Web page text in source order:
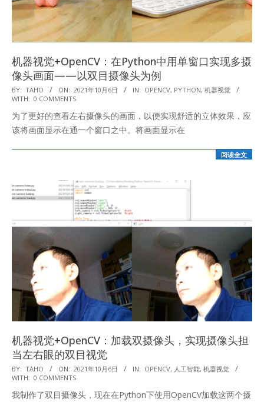
机器视觉+OpenCV：在Python中用单窗口实现多摄
像头画面——以双目摄像头为例
2021-
10-
06
BY: TAHO ON: 2021年10月6日 IN: OPENCV, PYTHON, 机器视觉
WITH: 0 COMMENTS
为了更好的查看左右摄像头的画面，以便实现舒适的立体效果，应
该将画面显示在通一个窗口之中。将画面显示在
阅读全文
机器视觉+OpenCV：加载双摄像头，实现摄像头担
当左右眼的双目视觉
2021-
10-
06
BY: TAHO ON: 2021年10月6日 IN: OPENCV, 人工智能, 机器视觉
WITH: 0 COMMENTS
我制作了双目摄像头，现在在Python下使用OpenCV加载这两个摄